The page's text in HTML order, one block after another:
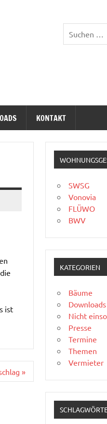
KONTAKT
ist
»
SWSG
Vonovia
FLÜWO
BWV
KATEGORIEN
Bäume
Downloads
Nicht
Presse
Termine
Themen
Vermieter